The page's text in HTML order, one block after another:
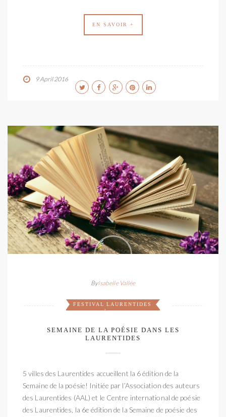
EN SAVOIR +
9 April 2016
ByIsabelle Vallée
FESTIVAL
,
LAURENTIDES
SEMAINE DE LA POÉSIE DANS LES
LAURENTIDES
5 villes des Laurentides accueillent la 6 édition de la
Semaine de la poésie! Initiée par l’Association des auteurs
des Laurentides (AAL) et le Centre international de poésie
des Laurentides, la 6e édition de la Semaine de poésie des